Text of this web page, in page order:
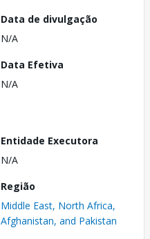
Data de divulgação
N/A
Data Efetiva
N/A
Entidade Executora
N/A
Região
Middle East, North Africa,
Afghanistan, and Pakistan